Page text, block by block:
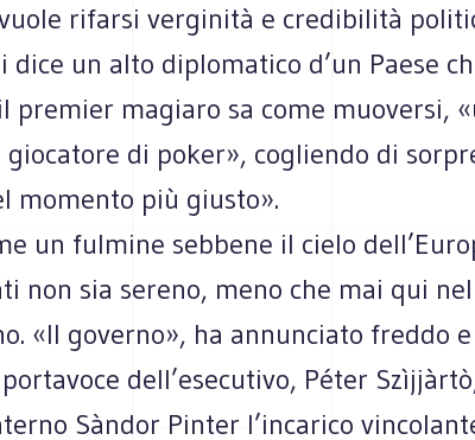
rifarsi verginità e credibilità
un alto diplomatico d’un Paese
premier magiaro sa come muoversi,
giocatore di poker», cogliendo di
momento più giusto».
un fulmine sebbene il cielo
non sia sereno, meno che mai qui nel
«Il governo», ha annunciato freddo e
dell’esecutivo, Péter
Sàndor Pinter l’incarico